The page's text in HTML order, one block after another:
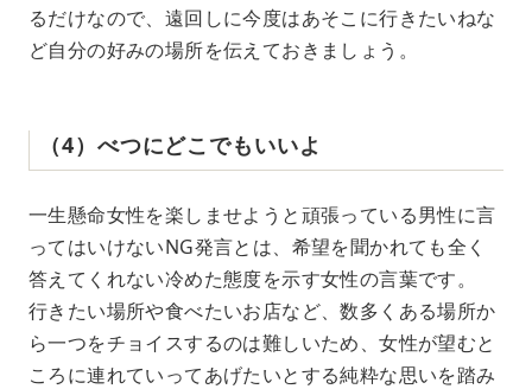
るだけなので、遠回しに今度はあそこに行きたいねな
ど自分の好みの場所を伝えておきましょう。
（4）べつにどこでもいいよ
一生懸命女性を楽しませようと頑張っている男性に言
ってはいけないNG発言とは、希望を聞かれても全く
答えてくれない冷めた態度を示す女性の言葉です。
行きたい場所や食べたいお店など、数多くある場所か
ら一つをチョイスするのは難しいため、女性が望むと
ころに連れていってあげたいとする純粋な思いを踏み